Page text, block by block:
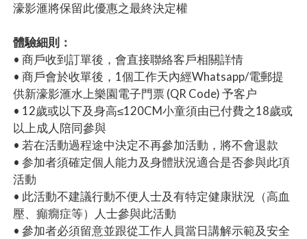
濠影滙將保留此優惠之最終決定權
體驗細則：
• 商戶收到訂單後，會直接聯絡客戶相關詳情
• 商戶會於收單後，1個工作天內經Whatsapp/電郵提
供新濠影滙水上樂園電子門票 (QR Code) 予客户
• 12歲或以下及身高≤120CM小童須由已付費之18歲或
以上成人陪同參與
• 若在活動過程途中決定不再參加活動，將不會退款
• 参加者須確定個人能力及身體狀況適合是否参與此項
活動
• 此活動不建議行動不便人士及有特定健康狀況（高血
壓、癲癇症等）人士參與此活動
• 參加者必須留意並跟從工作人員當日講解示範及安全